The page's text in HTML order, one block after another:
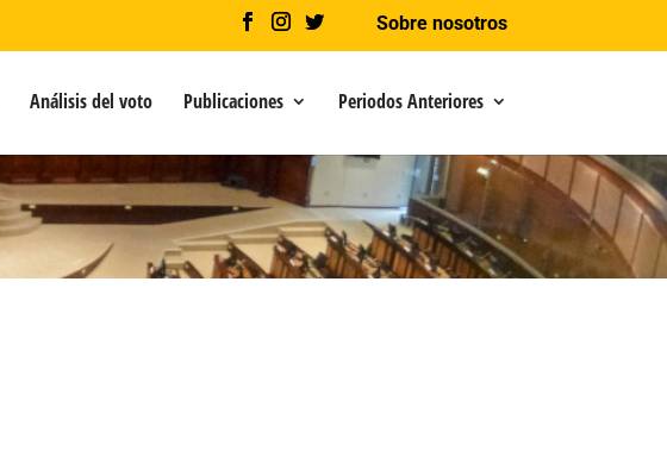
Sobre nosotros
Análisis del voto Publicaciones Periodos Anteriores